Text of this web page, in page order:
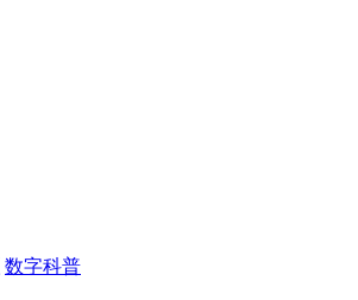
数字科普